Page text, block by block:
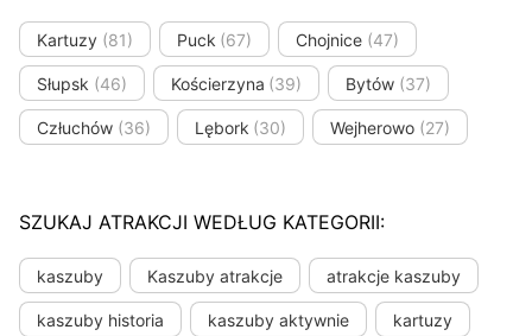
Kartuzy (81) Puck (67) Chojnice (47)
Słupsk (46) Kościerzyna (39) Bytów (37)
Człuchów (36) Lębork (30) Wejherowo (27)
SZUKAJ ATRAKCJI WEDŁUG KATEGORII:
kaszuby Kaszuby atrakcje atrakcje kaszuby
kaszuby historia kaszuby aktywnie kartuzy